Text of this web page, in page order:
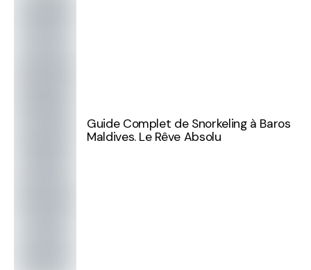
Guide Complet de Snorkeling à Baros
Maldives. Le Rêve Absolu